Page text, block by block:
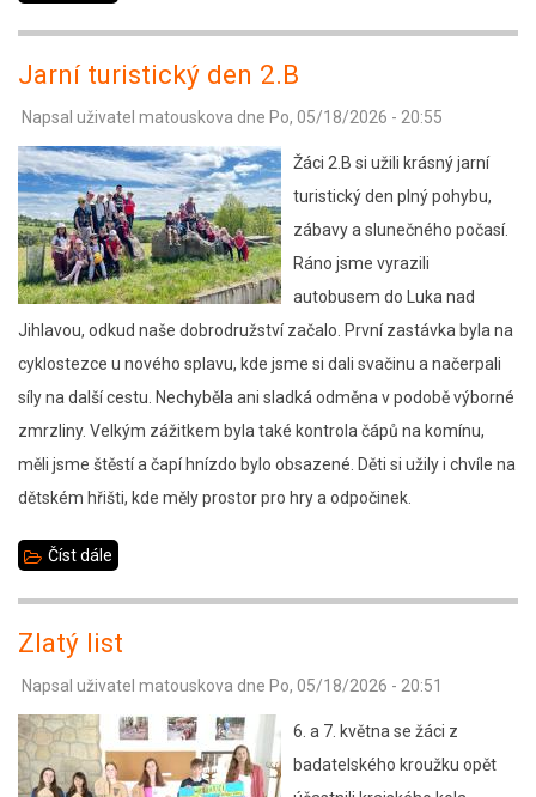
Jarní turistický den 2.B
Napsal uživatel matouskova dne Po, 05/18/2026 - 20:55
Žáci 2.B si užili krásný jarní
turistický den plný pohybu,
zábavy a slunečného počasí.
Ráno jsme vyrazili
autobusem do Luka nad
Jihlavou, odkud naše dobrodružství začalo. První zastávka byla na
cyklostezce u nového splavu, kde jsme si dali svačinu a načerpali
síly na další cestu. Nechyběla ani sladká odměna v podobě výborné
zmrzliny. Velkým zážitkem byla také kontrola čápů na komínu,
měli jsme štěstí a čapí hnízdo bylo obsazené. Děti si užily i chvíle na
dětském hřišti, kde měly prostor pro hry a odpočinek.
Číst dále
den
2.B
Zlatý list
Napsal uživatel matouskova dne Po, 05/18/2026 - 20:51
6. a 7. května se žáci z
badatelského kroužku opět